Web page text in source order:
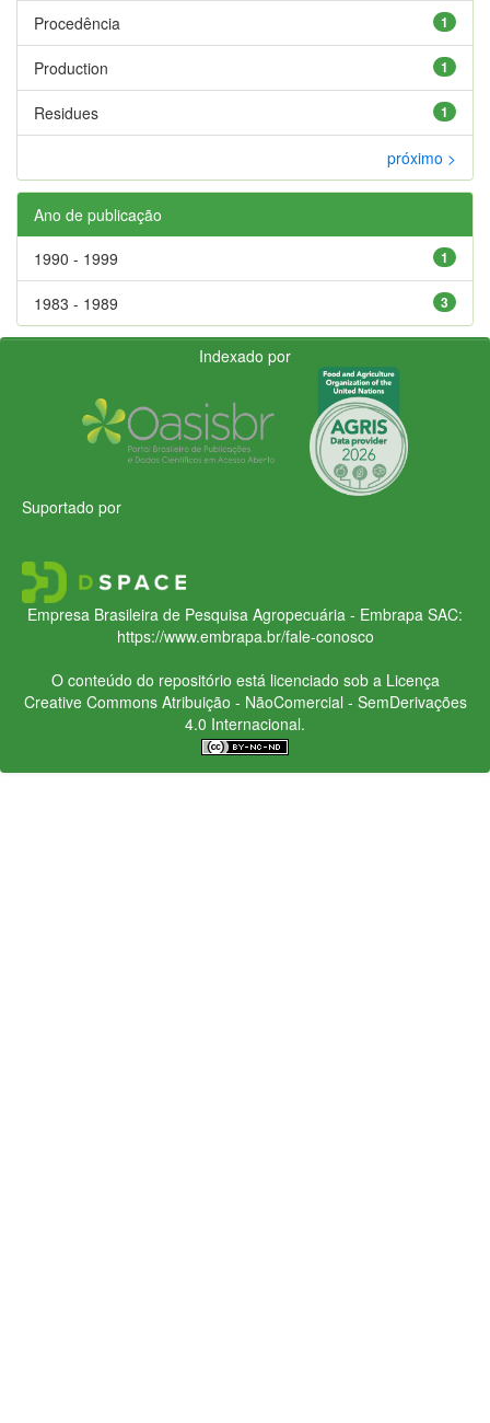
1
Procedência
1
Production
1
Residues
próximo >
Ano de publicação
1
1990 - 1999
3
1983 - 1989
Indexado por
Suportado por
Empresa Brasileira de Pesquisa Agropecuária - Embrapa SAC:
https://www.embrapa.br/fale-conosco
O conteúdo do repositório está licenciado sob a Licença
Creative CommonsAtribuição - NãoComercial - SemDerivações
4.0 Internacional.